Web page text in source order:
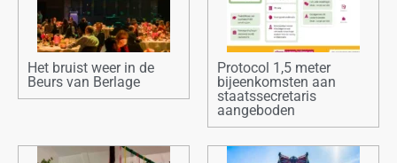
Het bruist weer in de
Beurs van Berlage
Protocol 1,5 meter
bijeenkomsten aan
staatssecretaris
aangeboden